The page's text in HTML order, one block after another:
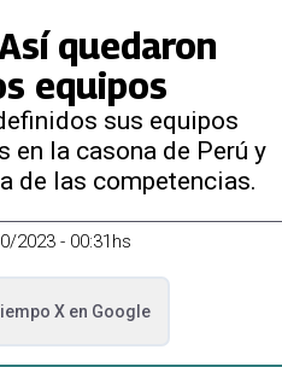
quedaron
equipos
sus equipos
en la casona de Perú y
de las competencias.
2023 - 00:31hs
Xen Google